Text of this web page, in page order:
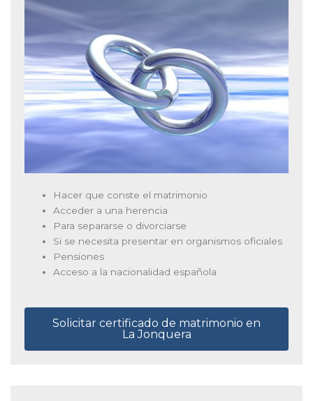
Hacer que conste el matrimonio
Acceder a una herencia
Para separarse o divorciarse
Si se necesita presentar en organismos oficiales
Pensiones
Acceso a la nacionalidad española
Solicitar certificado de matrimonio en
La Jonquera